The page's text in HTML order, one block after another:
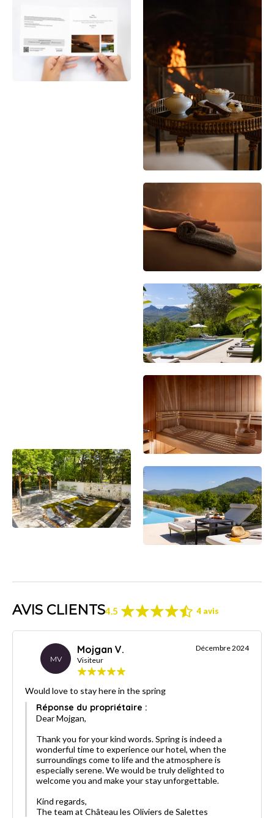
AVIS CLIENTS4.5 4 avis
MV
Mojgan V.
Visiteur
Décembre 2024
Would love to stay here in the spring
Réponse du propriétaire :
Dear Mojgan,
Thank you for your kind words. Spring is indeed a
wonderful time to experience our hotel, when the
surroundings come to life and the atmosphere is
especially serene. We would be truly delighted to
welcome you and make your stay unforgettable.
Kind regards,
The team at Château les Oliviers de Salettes